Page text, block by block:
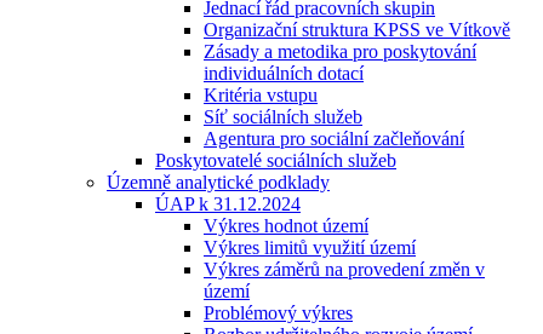
Jednací řád pracovních skupin
Organizační struktura KPSS ve Vítkově
Zásady a metodika pro poskytování
individuálních dotací
Kritéria vstupu
Síť sociálních služeb
Agentura pro sociální začleňování
Poskytovatelé sociálních služeb
Územně analytické podklady
ÚAP k 31.12.2024
Výkres hodnot území
Výkres limitů využití území
Výkres záměrů na provedení změn v
území
Problémový výkres